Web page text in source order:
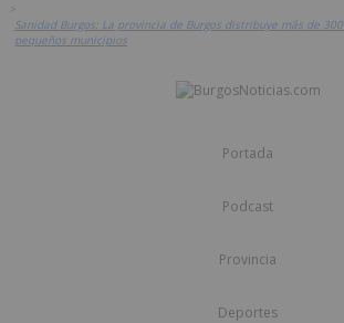
>
Sanidad Burgos: La provincia de Burgos distribuye más de
pequeños municipios
Portada
Podcast
Provincia
Deportes